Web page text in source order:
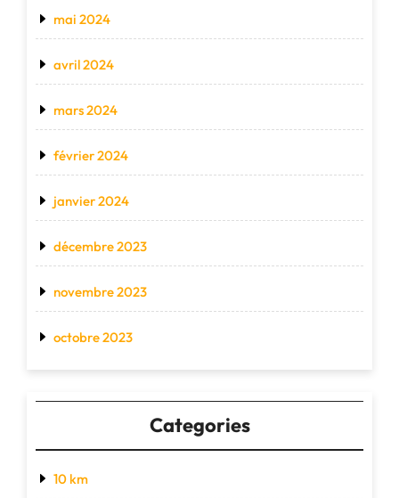
mai 2024
avril 2024
mars 2024
février 2024
janvier 2024
décembre 2023
novembre 2023
octobre 2023
Categories
10 km